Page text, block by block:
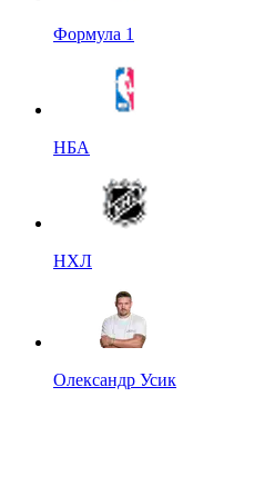
Формула 1
НБА
НХЛ
Олександр Усик